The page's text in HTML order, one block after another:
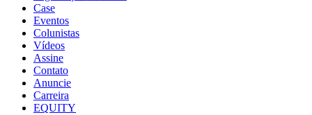
Case
Eventos
Colunistas
Vídeos
Assine
Contato
Anuncie
Carreira
EQUITY